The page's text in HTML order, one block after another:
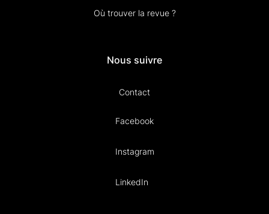
Où trouver la revue ?
Nous suivre
Contact
Facebook
Instagram
LinkedIn